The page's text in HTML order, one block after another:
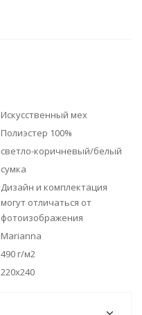
Искусственный мех
Полиэстер 100%
светло-коричневый/белый
сумка
Дизайн и комплектация
могут отличаться от
фотоизображения
Marianna
490 г/м2
220x240